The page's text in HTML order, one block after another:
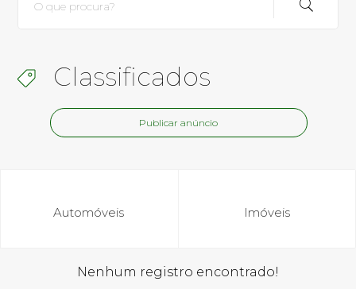
Classificados
Publicar anúncio
Automóveis Imóveis
Nenhum registro encontrado!